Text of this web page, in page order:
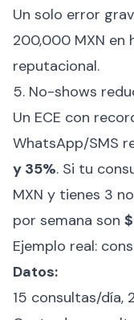
Un solo error
200,000 MXN en
reputacional.
5. No-shows
Un ECE con
WhatsApp/SMS
y 35%. Si tu
MXN y tienes 3
por semana son
Ejemplo real:
Datos:
15 consultas/día,